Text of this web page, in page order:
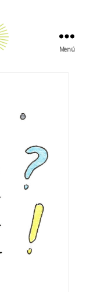
Menú